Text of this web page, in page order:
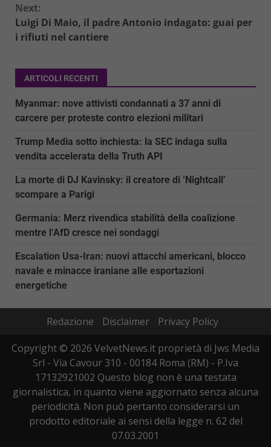
Next:
Luigi Di Maio, il padre Antonio indagato: guai per
i rifiuti nel cantiere
ARTICOLI RECENTI
Myanmar: nove attivisti condannati a 37 anni di
carcere per proteste contro elezioni militari
Trump Media sotto inchiesta: la SEC indaga sulla
vendita accelerata della Truth API
La morte di DJ Kavinsky: il creatore di ‘Nightcall’
scompare a Parigi
Germania: Merz rivendica stabilità della coalizione
mentre l’AfD cresce nei sondaggi
Escalation Usa-Iran: nuovi attacchi americani, blocco
navale e minacce iraniane alle esportazioni
energetiche
Redazione Disclaimer
Privacy Policy
Copyright © 2026 VelvetNews.it proprietà di Jws Media
Srl - Via Cavour 310 - 00184 Roma (RM) - P.Iva
17132921002 Questo blog non è una testata
giornalistica, in quanto viene aggiornato senza alcuna
periodicità. Non può pertanto considerarsi un
prodotto editoriale ai sensi della legge n. 62 del
07.03.2001